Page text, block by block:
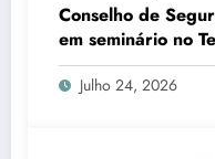
Conselho de
em seminário no
Julho 24, 2026